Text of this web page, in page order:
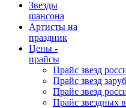
Звезды
шансона
Артисты на
праздник
Цены -
прайсы
Прайс звезд
Прайс звезд
Прайс звезд
Прайс звездных